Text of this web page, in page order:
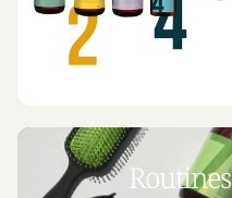
Routines